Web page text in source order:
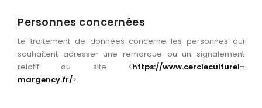
Personnes concernées
Le traitement de données concerne les personnes qui
souhaitent adresser une remarque ou un signalement
relatif au site <https://www.cercleculturel-
margency.fr/>.